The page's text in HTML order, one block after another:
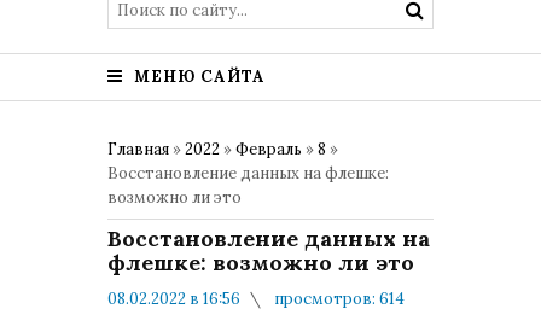
МЕНЮ САЙТА
Главная »2022 »Февраль »8 »
Восстановление данных на флешке:
возможно ли это
Восстановление данных на
флешке: возможно ли это
08.02.2022 в 16:56
просмотров: 614